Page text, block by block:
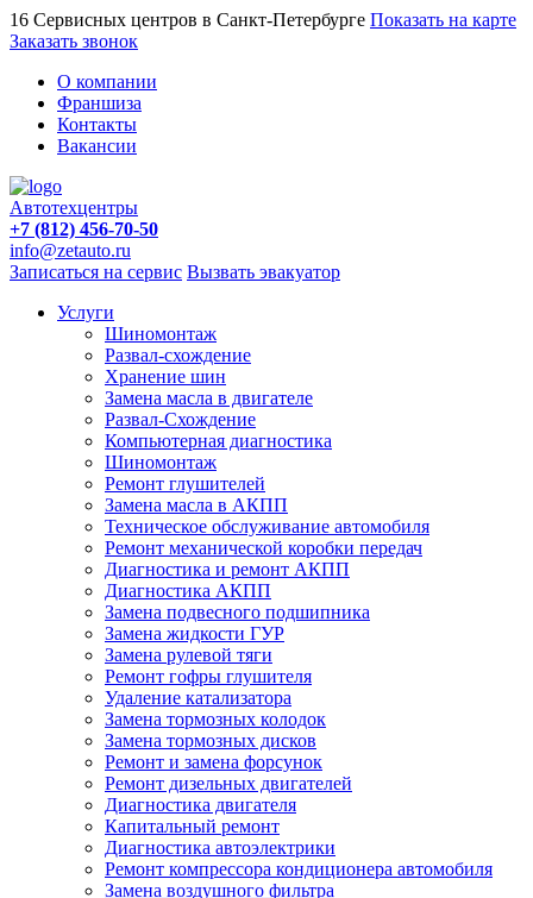
16 Сервисных центров в Санкт-Петербурге Показать на карте
Заказать звонок
О компании
Франшиза
Контакты
Вакансии
Автотехцентры
+7 (812) 456-70-50
info@zetauto.ru
Записаться на сервис Вызвать эвакуатор
Услуги
Шиномонтаж
Развал-схождение
Хранение шин
Замена масла в двигателе
Развал-Схождение
Компьютерная диагностика
Шиномонтаж
Ремонт глушителей
Замена масла в АКПП
Техническое обслуживание автомобиля
Ремонт механической коробки передач
Диагностика и ремонт АКПП
Диагностика АКПП
Замена подвесного подшипника
Замена жидкости ГУР
Замена рулевой тяги
Ремонт гофры глушителя
Удаление катализатора
Замена тормозных колодок
Замена тормозных дисков
Ремонт и замена форсунок
Ремонт дизельных двигателей
Диагностика двигателя
Капитальный ремонт
Диагностика автоэлектрики
Ремонт компрессора кондиционера автомобиля
Замена воздушного фильтра